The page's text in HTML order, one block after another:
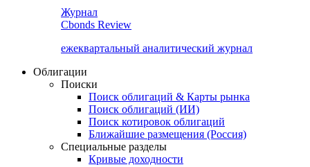
Журнал
Cbonds Review
ежеквартальный аналитический журнал
Облигации
Поиски
Поиск облигаций & Карты рынка
Поиск облигаций (ИИ)
Поиск котировок облигаций
Ближайшие размещения (Россия)
Специальные разделы
Кривые доходности